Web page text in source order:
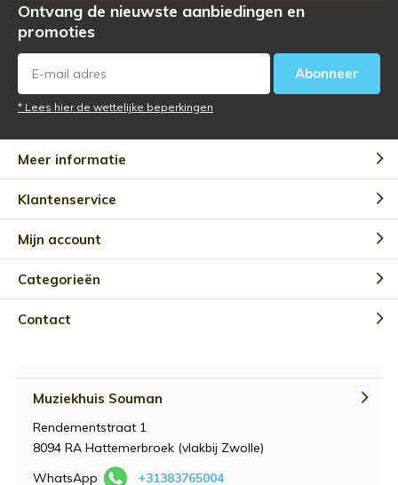
Ontvang de nieuwste aanbiedingen en
promoties
Abonneer
* Lees hier de wettelijke beperkingen
Meer informatie
Klantenservice
Mijn account
Categorieën
Contact
Muziekhuis Souman
Rendementstraat 1
8094 RA Hattemerbroek (vlakbij Zwolle)
WhatsApp
+31383765004